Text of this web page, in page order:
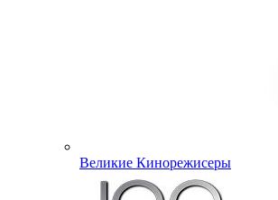
Великие Кинорежисеры